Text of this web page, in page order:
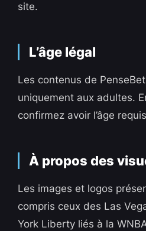
site.
L’âge légal
Les contenus de
uniquement aux adultes.
confirmez avoir l’âge
À propos des
Les images et logos
compris ceux des Las
York Liberty liés à la